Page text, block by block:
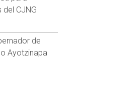
del CJNG
de
Ayotzinapa